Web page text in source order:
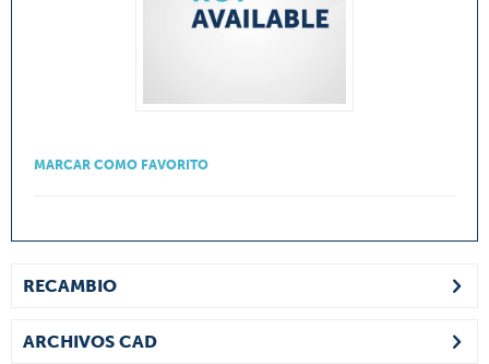
MARCAR COMO FAVORITO
RECAMBIO
ARCHIVOS CAD